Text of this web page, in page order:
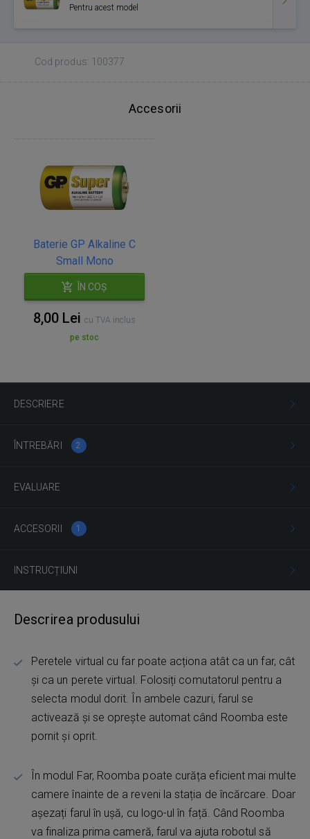
Pentru acest model
Cod produs: 100377
Accesorii
Baterie GP Alkaline C
Small Mono
ÎN COȘ
8,00 Lei cu TVA inclus
pe stoc
DESCRIERE
ÎNTREBĂRI 2
EVALUARE
ACCESORII 1
INSTRUCȚIUNI
Descrirea produsului
Peretele virtual cu far poate acționa atât ca un far, cât
și ca un perete virtual. Folosiți comutatorul pentru a
selecta modul dorit. În ambele cazuri, farul se
activează și se oprește automat când Roomba este
pornit și oprit.
În modul Far, Roomba poate curăța eficient mai multe
camere înainte de a reveni la stația de încărcare. Doar
așezați farul în ușă, cu logo-ul în față. Când Roomba
va finaliza prima cameră, farul va ajuta robotul să